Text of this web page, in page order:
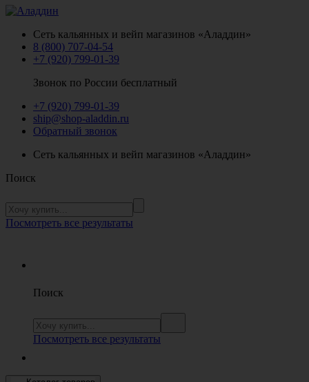
Сеть кальянных и вейп магазинов «Аладдин»
8 (800) 707-04-54
+7 (920) 799-01-39
Звонок по России бесплатный
+7 (920) 799-01-39
ship@shop-aladdin.ru
Обратный звонок
Сеть кальянных и вейп магазинов «Аладдин»
Поиск
Посмотреть все результаты
Поиск
Посмотреть все результаты